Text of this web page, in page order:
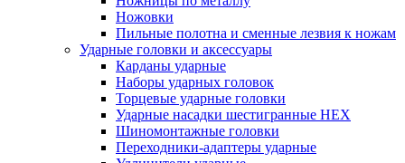
Ножовки
Пильные полотна и сменные лезвия к ножам
Ударные головки и аксессуары
Карданы ударные
Наборы ударных головок
Торцевые ударные головки
Ударные насадки шестигранные HEX
Шиномонтажные головки
Переходники-адаптеры ударные